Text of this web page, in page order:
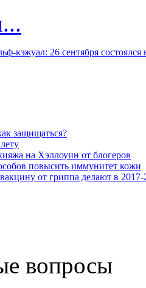
кэжуал: 26 сентября
защищаться?
на Хэллоуин от блогеров
повысить иммунитет кожи
от гриппа делают в 2017-
вопросы